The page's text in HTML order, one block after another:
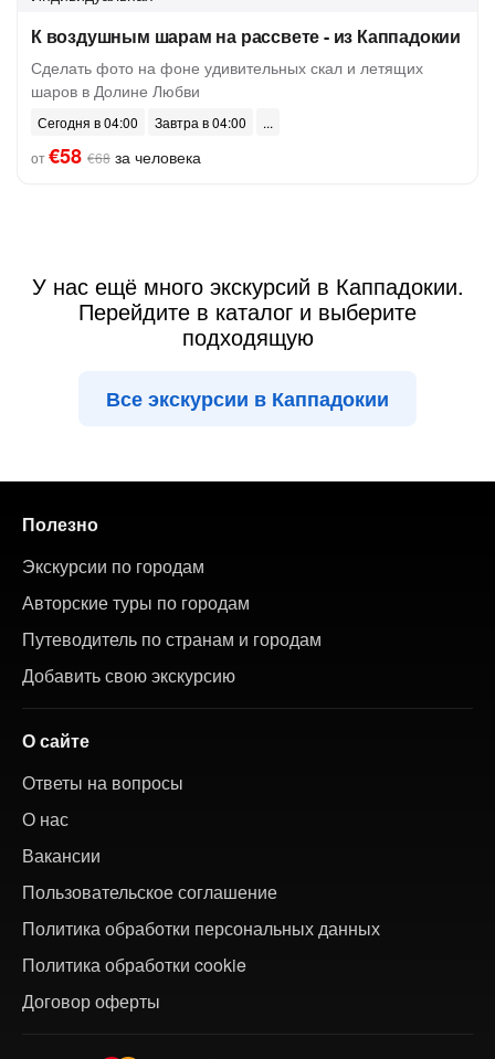
К воздушным шарам на рассвете - из Каппадокии
Сделать фото на фоне удивительных скал и летящих
шаров в Долине Любви
Сегодня в 04:00
Завтра в 04:00
от€58 €68 за человека
У нас ещё много экскурсий в Каппадокии.
Перейдите в каталог и выберите
подходящую
Все экскурсии в Каппадокии
Полезно
Экскурсии по городам
Авторские туры по городам
Путеводитель по странам и городам
Добавить свою экскурсию
О сайте
Ответы на вопросы
О нас
Вакансии
Пользовательское соглашение
Политика обработки персональных данных
Политика обработки cookie
Договор оферты